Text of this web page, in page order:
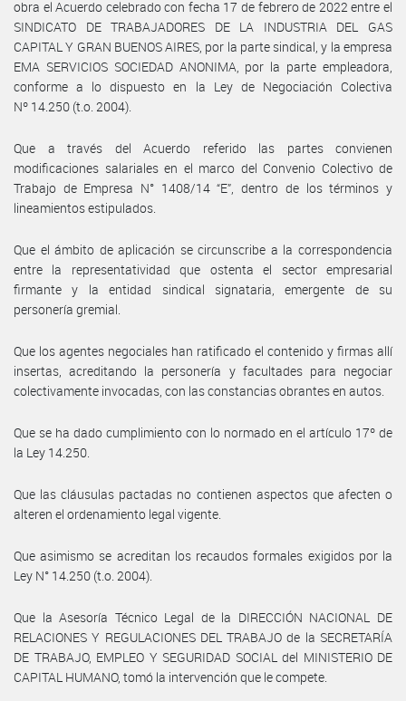
obra el Acuerdo celebrado con fecha 17 de febrero de 2022 entre el
SINDICATO DE TRABAJADORES DE LA INDUSTRIA DEL GAS
CAPITAL Y GRAN BUENOS AIRES, por la parte sindical, y la empresa
EMA SERVICIOS SOCIEDAD ANONIMA, por la parte empleadora,
conforme a lo dispuesto en la Ley de Negociación Colectiva
Nº 14.250 (t.o. 2004).
Que a través del Acuerdo referido las partes convienen
modificaciones salariales en el marco del Convenio Colectivo de
Trabajo de Empresa N° 1408/14 “E”, dentro de los términos y
lineamientos estipulados.
Que el ámbito de aplicación se circunscribe a la correspondencia
entre la representatividad que ostenta el sector empresarial
firmante y la entidad sindical signataria, emergente de su
personería gremial.
Que los agentes negociales han ratificado el contenido y firmas allí
insertas, acreditando la personería y facultades para negociar
colectivamente invocadas, con las constancias obrantes en autos.
Que se ha dado cumplimiento con lo normado en el artículo 17º de
la Ley 14.250.
Que las cláusulas pactadas no contienen aspectos que afecten o
alteren el ordenamiento legal vigente.
Que asimismo se acreditan los recaudos formales exigidos por la
Ley N° 14.250 (t.o. 2004).
Que la Asesoría Técnico Legal de la DIRECCIÓN NACIONAL DE
RELACIONES Y REGULACIONES DEL TRABAJO de la SECRETARÍA
DE TRABAJO, EMPLEO Y SEGURIDAD SOCIAL del MINISTERIO DE
CAPITAL HUMANO, tomó la intervención que le compete.